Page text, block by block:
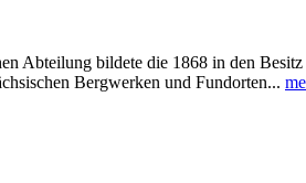
Abteilung bildete die 1868 in den
Bergwerken und Fundorten...